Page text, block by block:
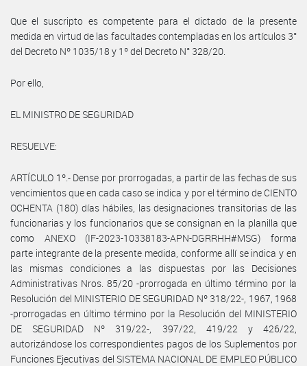
Que el suscripto es competente para el dictado de la presente
medida en virtud de las facultades contempladas en los artículos 3°
del Decreto Nº 1035/18 y 1º del Decreto N° 328/20.
Por ello,
EL MINISTRO DE SEGURIDAD
RESUELVE:
ARTÍCULO 1º.- Dense por prorrogadas, a partir de las fechas de sus
vencimientos que en cada caso se indica y por el término de CIENTO
OCHENTA (180) días hábiles, las designaciones transitorias de las
funcionarias y los funcionarios que se consignan en la planilla que
como ANEXO (IF-2023-10338183-APN-DGRRHH#MSG) forma
parte integrante de la presente medida, conforme allí se indica y en
las mismas condiciones a las dispuestas por las Decisiones
Administrativas Nros. 85/20 -prorrogada en último término por la
Resolución del MINISTERIO DE SEGURIDAD Nº 318/22-, 1967, 1968
-prorrogadas en último término por la Resolución del MINISTERIO
DE SEGURIDAD Nº 319/22-, 397/22, 419/22 y 426/22,
autorizándose los correspondientes pagos de los Suplementos por
Funciones Ejecutivas del SISTEMA NACIONAL DE EMPLEO PÚBLICO